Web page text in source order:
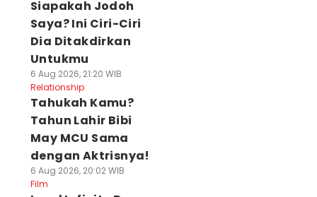
Siapakah Jodoh
Saya? Ini Ciri-Ciri
Dia Ditakdirkan
Untukmu
6 Aug 2026, 21:20 WIB
Relationship
Tahukah Kamu?
Tahun Lahir Bibi
May MCU Sama
dengan Aktrisnya!
6 Aug 2026, 20:02 WIB
Film